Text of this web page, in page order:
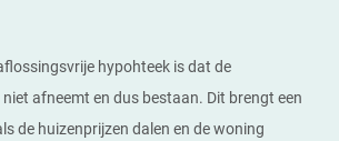
hypohteek is dat de
afneemt en dus bestaan. Dit brengt een
de huizenprijzen dalen en de woning